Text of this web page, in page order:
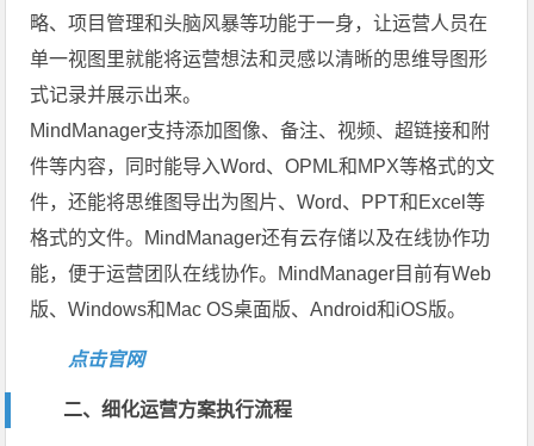
略、项目管理和头脑风暴等功能于一身，让运营人员在
单一视图里就能将运营想法和灵感以清晰的思维导图形
式记录并展示出来。
MindManager支持添加图像、备注、视频、超链接和附
件等内容，同时能导入Word、OPML和MPX等格式的文
件，还能将思维图导出为图片、Word、PPT和Excel等
格式的文件。MindManager还有云存储以及在线协作功
能，便于运营团队在线协作。MindManager目前有Web
版、Windows和Mac OS桌面版、Android和iOS版。
点击官网
二、细化运营方案执行流程